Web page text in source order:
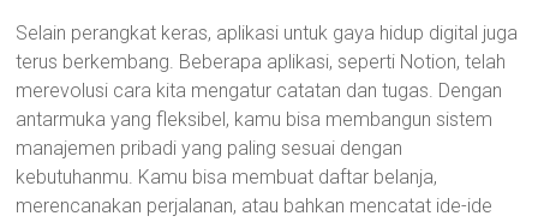
Selain perangkat keras, aplikasi untuk gaya hidup digital juga
terus berkembang. Beberapa aplikasi, seperti Notion, telah
merevolusi cara kita mengatur catatan dan tugas. Dengan
antarmuka yang fleksibel, kamu bisa membangun sistem
manajemen pribadi yang paling sesuai dengan
kebutuhanmu. Kamu bisa membuat daftar belanja,
merencanakan perjalanan, atau bahkan mencatat ide-ide